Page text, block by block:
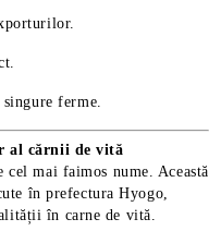
ferme.
al cărnii de vită
cel mai faimos nume. Această
în prefectura Hyogo,
în carne de vită.